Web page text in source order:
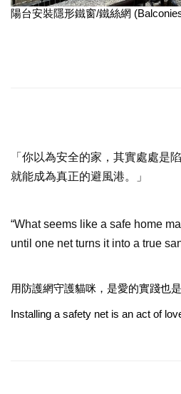
陽台安裝隱形鐵窗/鐵絲網
「你以為安全的家，其實處處是
就能成為真正的避風港。」
“What seems like a safe home
until one net turns it into a true
用防護網守護貓咪，是愛的實踐也是
Installing a safety net is an act of